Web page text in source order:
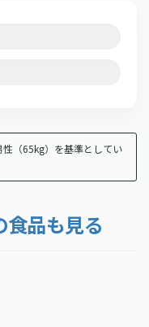
（65kg）を基準としてい
食品も見る